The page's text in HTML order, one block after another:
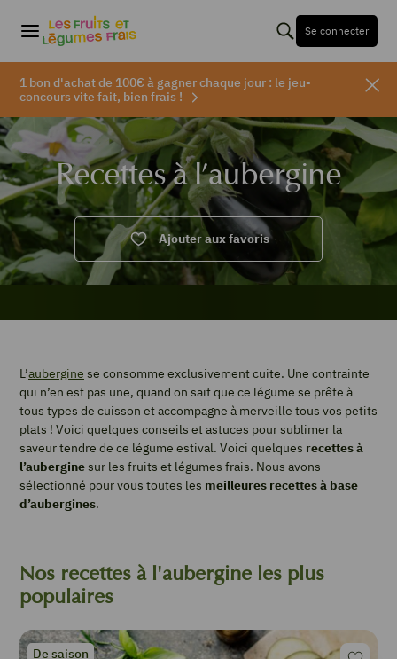
Se connecter
1 bon d'achat de 100€ à gagner chaque jour : le jeu-
concours vite fait, bien frais !
Recettes à l’aubergine
Ajouter aux favoris
L’aubergine se consomme exclusivement cuite. Une contrainte
qui n’en est pas une, quand on sait que ce légume se prête à
tous types de cuisson et accompagne à merveille tous vos petits
plats ! Voici quelques conseils et astuces pour sublimer la
saveur tendre de ce légume estival. Voici quelques recettes à
l’auberginesur les fruits et légumes frais. Nous avons
sélectionné pour vous toutes les meilleures recettes à base
d’aubergines.
Nos recettes à l'aubergine les plus
populaires
De saison